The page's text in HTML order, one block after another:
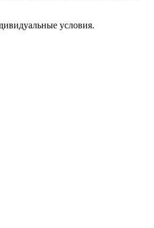
условия.